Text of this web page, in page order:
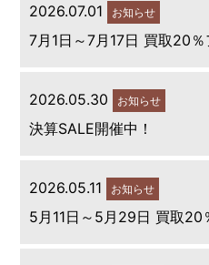
2026.07.01 お知らせ
7月1日～7月17日 買取20
2026.05.30 お知らせ
決算SALE開催中！
2026.05.11 お知らせ
5月11日～5月29日 買取